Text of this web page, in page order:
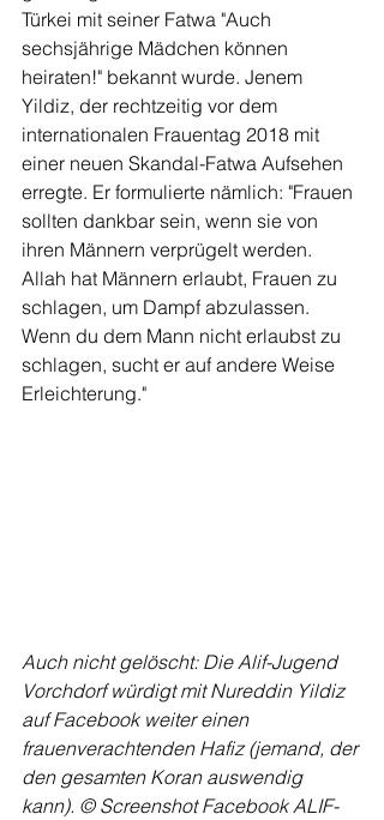
Türkei mit seiner Fatwa "Auch
sechsjährige Mädchen können
heiraten!" bekannt wurde. Jenem
Yildiz, der rechtzeitig vor dem
internationalen Frauentag 2018 mit
einer neuen Skandal-Fatwa Aufsehen
erregte. Er formulierte nämlich: "Frauen
sollten dankbar sein, wenn sie von
ihren Männern verprügelt werden.
Allah hat Männern erlaubt, Frauen zu
schlagen, um Dampf abzulassen.
Wenn du dem Mann nicht erlaubst zu
schlagen, sucht er auf andere Weise
Erleichterung."
Auch nicht gelöscht: Die Alif-Jugend
Vorchdorf würdigt mit Nureddin Yildiz
auf Facebook weiter einen
frauenverachtenden Hafiz (jemand, der
den gesamten Koran auswendig
kann). © Screenshot Facebook ALIF-